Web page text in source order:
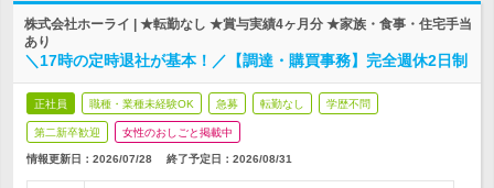
株式会社ホーライ | ★転勤なし ★賞与実績4ヶ月分 ★家族・食事・住宅手当
あり
＼17時の定時退社が基本！／【調達・購買事務】完全週休2日制
正社員 職種・業種未経験OK 急募 転勤なし 学歴不問
第二新卒歓迎 女性のおしごと掲載中
情報更新日：2026/07/28 終了予定日： 2026/08/31